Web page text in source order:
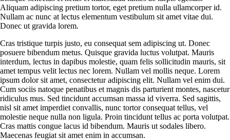
Aliquam adipiscing pretium tortor, eget pretium nulla ullamcorper id.
Nullam ac nunc at lectus elementum vestibulum sit amet vitae dui.
Donec ut gravida lorem.
Cras tristique turpis justo, eu consequat sem adipiscing ut. Donec
posuere bibendum metus. Quisque gravida luctus volutpat. Mauris
interdum, lectus in dapibus molestie, quam felis sollicitudin mauris, sit
amet tempus velit lectus nec lorem. Nullam vel mollis neque. Lorem
ipsum dolor sit amet, consectetur adipiscing elit. Nullam vel enim dui.
Cum sociis natoque penatibus et magnis dis parturient montes, nascetur
ridiculus mus. Sed tincidunt accumsan massa id viverra. Sed sagittis,
nisl sit amet imperdiet convallis, nunc tortor consequat tellus, vel
molestie neque nulla non ligula. Proin tincidunt tellus ac porta volutpat.
Cras mattis congue lacus id bibendum. Mauris ut sodales libero.
Maecenas feugiat sit amet enim in accumsan.